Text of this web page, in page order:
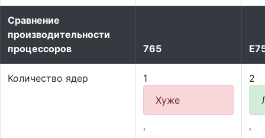
Сравнение
производительности
процессоров
765
Количество ядер
1
Хуже
'
2
'